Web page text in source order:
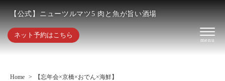
【公式】ニューツルマツ5 肉と魚が旨い酒場
ネット予約はこちら
Home 【忘年会×京橋×おでん×海鮮】